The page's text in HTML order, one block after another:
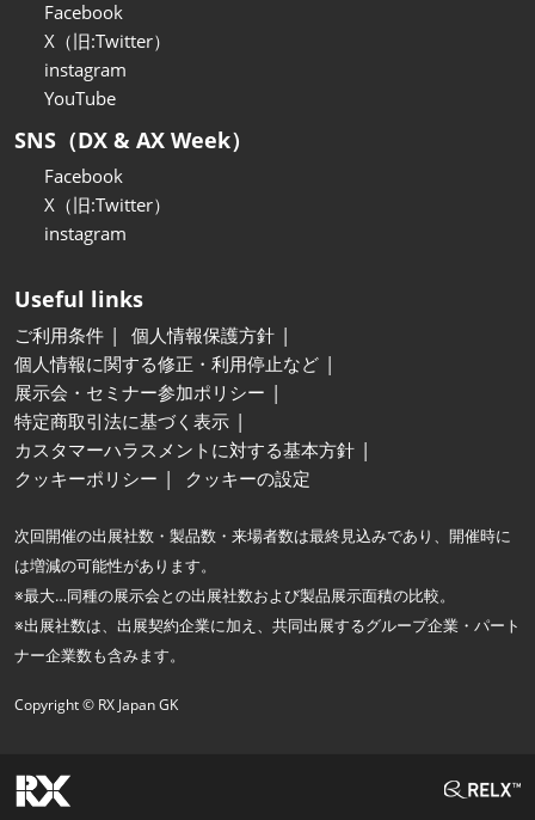
Facebook
X（旧:Twitter）
instagram
YouTube
SNS（DX & AX Week）
Facebook
X（旧:Twitter）
instagram
Useful links
ご利用条件
個人情報保護方針
個人情報に関する修正・利用停止など
展示会・セミナー参加ポリシー
特定商取引法に基づく表示
カスタマーハラスメントに対する基本方針
クッキーポリシー
クッキーの設定
次回開催の出展社数・製品数・来場者数は最終見込みであり、開催時に
は増減の可能性があります。
※最大…同種の展示会との出展社数および製品展示面積の比較。
※出展社数は、出展契約企業に加え、共同出展するグループ企業・パート
ナー企業数も含みます。
Copyright © RX Japan GK